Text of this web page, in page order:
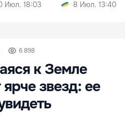
Июл. 18:03
8 Июл. 13:40
6 898
к Земле
звезд: ее